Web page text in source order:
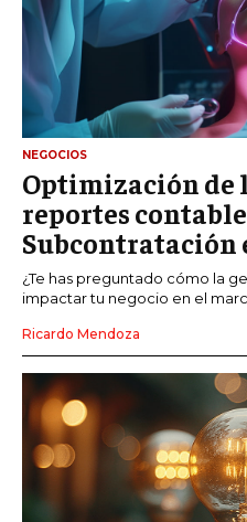
NEGOCIOS
Optimización de
reportes
Subcontratación
¿Te has preguntado cómo la
impactar tu negocio en el
Ricardo Mendoza